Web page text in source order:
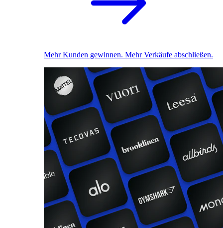
Mehr Kunden gewinnen. Mehr Verkäufe abschließen.